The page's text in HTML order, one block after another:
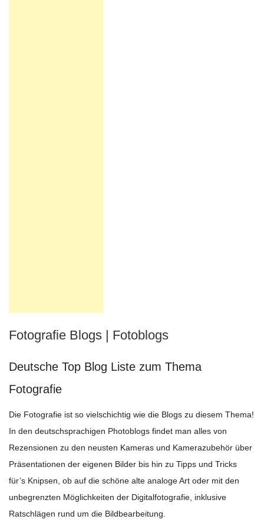
Fotografie Blogs | Fotoblogs
Deutsche Top Blog Liste zum Thema
Fotografie
Die Fotografie ist so vielschichtig wie die Blogs zu diesem Thema!
In den deutschsprachigen Photoblogs findet man alles von
Rezensionen zu den neusten Kameras und Kamerazubehör über
Präsentationen der eigenen Bilder bis hin zu Tipps und Tricks
für’s Knipsen, ob auf die schöne alte analoge Art oder mit den
unbegrenzten Möglichkeiten der Digitalfotografie, inklusive
Ratschlägen rund um die Bildbearbeitung.